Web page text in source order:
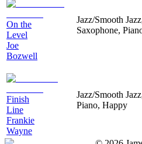
On the
Level
Joe
Bozwell
Jazz/Smooth
Saxophone,
Finish
Line
Frankie
Wayne
Jazz/Smooth
Piano, Happy